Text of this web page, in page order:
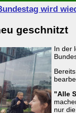
wird
geschnitzt
In der
"Alle
nur